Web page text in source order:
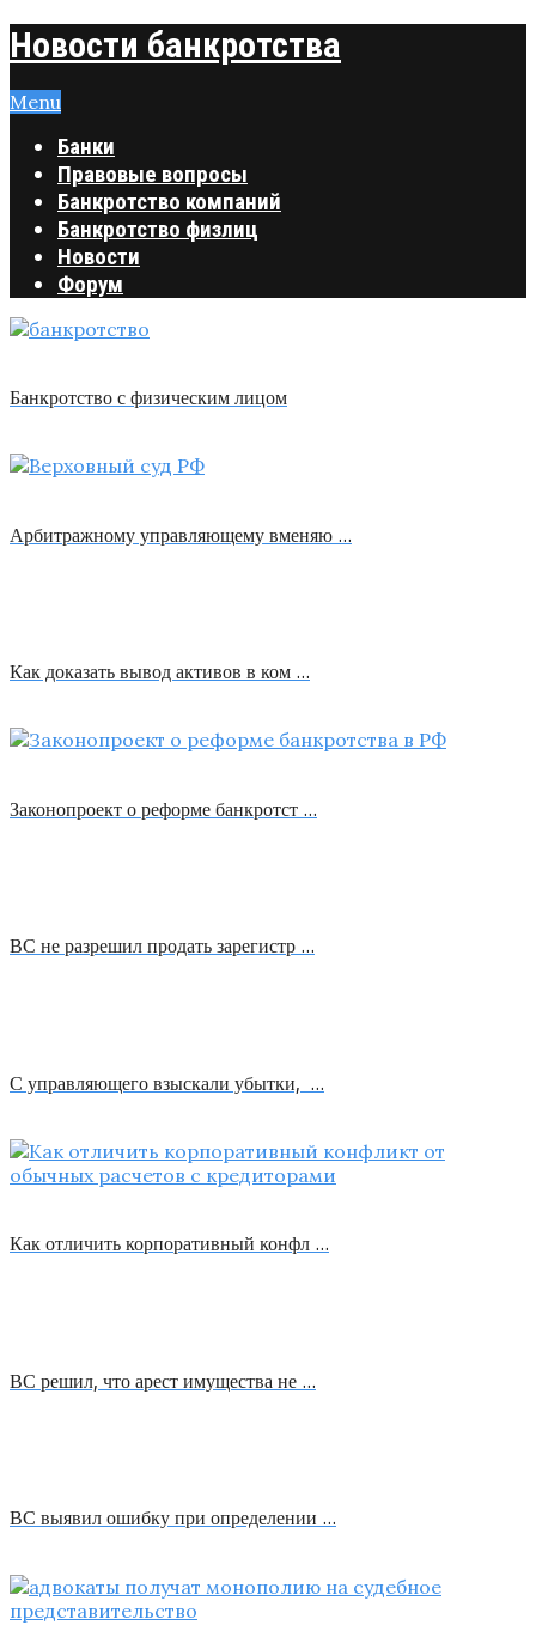
Новости банкротства
Menu
Банки
Правовые вопросы
Банкротство компаний
Банкротство физлиц
Новости
Форум
Банкротство с физическим лицом
Арбитражному управляющему вменяю …
Как доказать вывод активов в ком …
Законопроект о реформе банкротст …
ВС не разрешил продать зарегистр …
С управляющего взыскали убытки, …
Как отличить корпоративный конфл …
ВС решил, что арест имущества не …
ВС выявил ошибку при определении …